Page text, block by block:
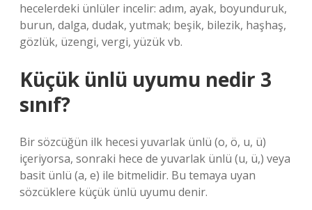
hecelerdeki ünlüler incelir: adım, ayak, boyunduruk,
burun, dalga, dudak, yutmak; beşik, bilezik, haşhaş,
gözlük, üzengi, vergi, yüzük vb.
Küçük ünlü uyumu nedir 3
sınıf?
Bir sözcüğün ilk hecesi yuvarlak ünlü (o, ö, u, ü)
içeriyorsa, sonraki hece de yuvarlak ünlü (u, ü,) veya
basit ünlü (a, e) ile bitmelidir. Bu temaya uyan
sözcüklere küçük ünlü uyumu denir.